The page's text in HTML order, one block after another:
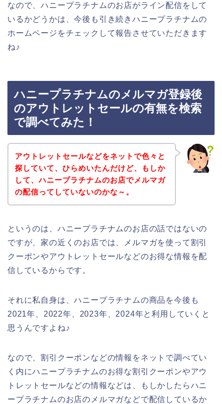
なので、ハニープラチナムのお店がライン配信をして
いるかどうかは、今後も引き続きハニープラチナムの
ホームページをチェックして報告させていただきます
ね♪
ハニープラチナムのメルマガ登録後
のアウトレットセールの有無を検索
で調べてみた！
アウトレットセールなどをネットで色々と
探していて、ひらめいたんだけど、もしか
して、ハニープラチナムのお店でメルマガ
の配信ってしていないのかな～。
というのは、ハニープラチナムのお店の話ではないの
ですが、家の近くのお店では、メルマガを使って割引
クーポンやアウトレットセールなどのお得な情報を配
信しているからです。
それに私自身は、ハニープラチナムの商品を今後も
2021年、2022年、2023年、2024年と利用していくと
思うんですよね♪
なので、割引クーポンなどの情報をネットで調べてい
く内にハニープラチナムのお得な割引クーポンやアウ
トレットセールなどの情報などは、もしかしたらハニ
ープラチナムのお店のメルマガなどで配信しているか